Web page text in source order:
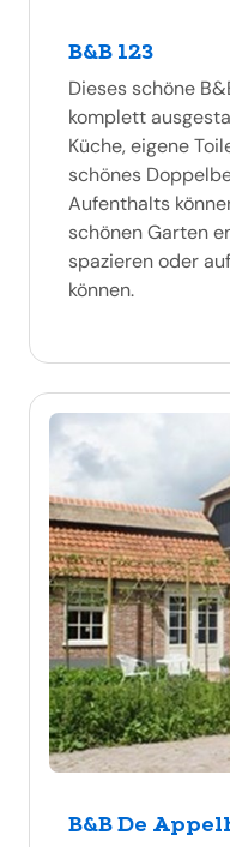
B&B 123
Dieses schöne
komplett
Küche, eigene
schönes
Aufenthalts
schönen Garten
spazieren oder
können.
B&B De